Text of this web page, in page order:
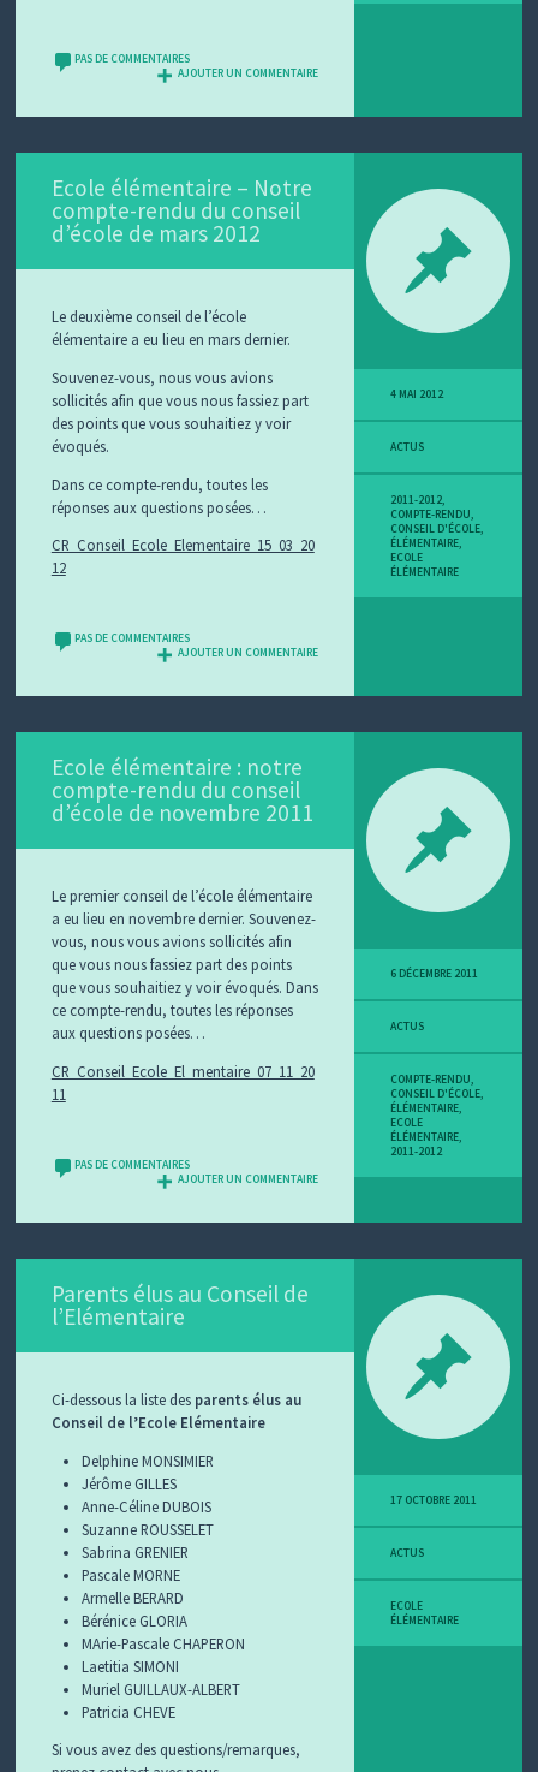
PAS DE COMMENTAIRES
AJOUTER UN COMMENTAIRE
Ecole élémentaire – Notre
compte-rendu du conseil
d’école de mars 2012
Le deuxième conseil de l’école
élémentaire a eu lieu en mars dernier.
Souvenez-vous, nous vous avions
sollicités afin que vous nous fassiez part
des points que vous souhaitiez y voir
évoqués.
Dans ce compte-rendu, toutes les
réponses aux questions posées…
CR_Conseil_Ecole_Elementaire_15_03_20
12
PAS DE COMMENTAIRES
AJOUTER UN COMMENTAIRE
4 MAI 2012
ACTUS
2011-2012,
COMPTE-RENDU,
CONSEIL D'ÉCOLE,
ÉLÉMENTAIRE,
ECOLE
ÉLÉMENTAIRE
Ecole élémentaire : notre
compte-rendu du conseil
d’école de novembre 2011
Le premier conseil de l’école élémentaire
a eu lieu en novembre dernier. Souvenez-
vous, nous vous avions sollicités afin
que vous nous fassiez part des points
que vous souhaitiez y voir évoqués. Dans
ce compte-rendu, toutes les réponses
aux questions posées…
CR_Conseil_Ecole_El_mentaire_07_11_20
11
PAS DE COMMENTAIRES
AJOUTER UN COMMENTAIRE
6 DÉCEMBRE 2011
ACTUS
COMPTE-RENDU,
CONSEIL D'ÉCOLE,
ÉLÉMENTAIRE,
ECOLE
ÉLÉMENTAIRE,
2011-2012
Parents élus au Conseil de
l’Elémentaire
Ci-dessous la liste des parents élus au
Conseil de l’Ecole Elémentaire
Delphine MONSIMIER
Jérôme GILLES
Anne-Céline DUBOIS
Suzanne ROUSSELET
Sabrina GRENIER
Pascale MORNE
Armelle BERARD
Bérénice GLORIA
MArie-Pascale CHAPERON
Laetitia SIMONI
Muriel GUILLAUX-ALBERT
Patricia CHEVE
Si vous avez des questions/remarques,
17 OCTOBRE 2011
ACTUS
ECOLE
ÉLÉMENTAIRE